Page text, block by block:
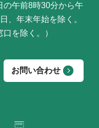
の午前8時30分から午
、年末年始を除く。
を除く。）
お問い合わせ